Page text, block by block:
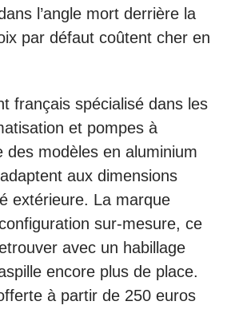
l’angle mort derrière la
par défaut coûtent cher en
français spécialisé dans les
et pompes à
des modèles en aluminium
aux dimensions
extérieure. La marque
sur-mesure, ce
avec un habillage
encore plus de place.
à partir de 250 euros